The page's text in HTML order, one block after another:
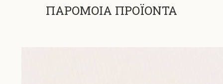
ΠΑΡΟΜΟΙΑ ΠΡΟΪΟΝΤΑ